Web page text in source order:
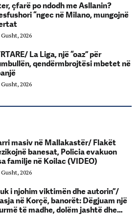
çfarë po ndodh me Asllanin?
“ngec në Milano, mungojnë
Gusht, 2026
La Liga, një “oaz” për
qendërmbrojtësi mbetet në
Gusht, 2026
masiv në Mallakastër/ Flakët
banesat, Policia evakuon
familje në Koilac (VIDEO)
Gusht, 2026
i njohim viktimën dhe autorin”/
në Korçë, banorët: Dëgjuam një
të madhe, dolëm jashtë dhe…